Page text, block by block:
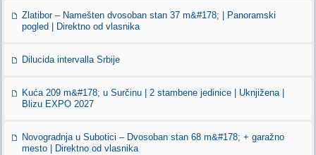
Zlatibor – Namešten dvosoban stan 37 m&#178; | Panoramski
pogled | Direktno od vlasnika
Dilucida intervalla Srbije
Kuća 209 m&#178; u Surčinu | 2 stambene jedinice | Uknjižena |
Blizu EXPO 2027
Novogradnja u Subotici – Dvosoban stan 68 m&#178; + garažno
mesto | Direktno od vlasnika